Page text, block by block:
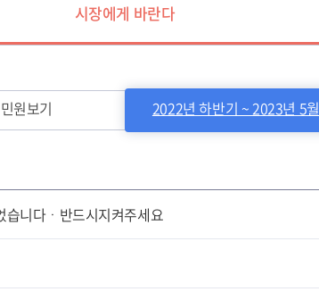
시장에게 바란다
원보기 2022년 하반기 ~ 2023년 5월
습니다ㆍ반드시지켜주세요